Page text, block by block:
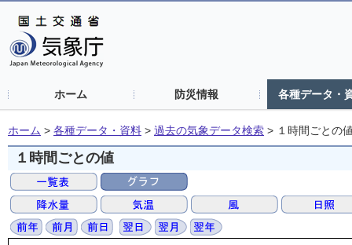
ホーム 防災情報 各種データ・
ホーム > 各種データ・資料 > 過去の気象データ検索 > １時間ごとの
１時間ごとの値